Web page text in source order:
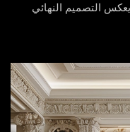
التصميم النهائي